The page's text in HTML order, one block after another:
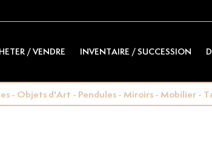
/ VENDRE INVENTAIRE / SUCCESSION
- Objets d'Art - Pendules - Miroirs - Mobilier -